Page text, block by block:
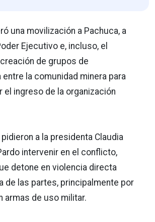
una movilización a Pachuca, a
Ejecutivo e, incluso, el
de grupos de
la comunidad minera para
el ingreso de la organización
a la presidenta Claudia
intervenir en el conflicto,
detone en violencia directa
de las partes, principalmente por
armas de uso militar.